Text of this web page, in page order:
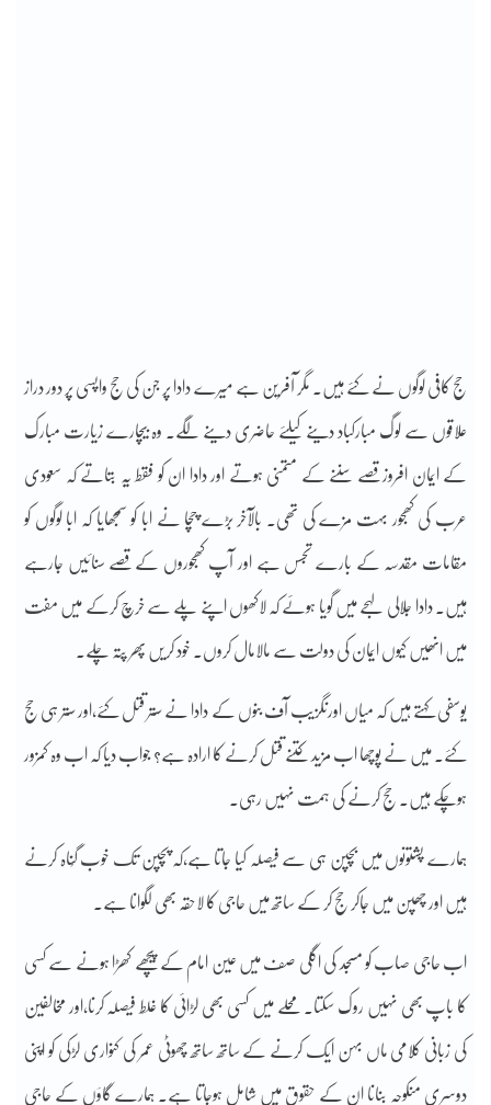
حج کافی لوگوں نے کئے ہیں۔ مگر آفرین ہے میرے دادا پر جن کی حج واپسی پر دور دراز
علاقوں سے لوگ مبارکباد دینے کیلئے حاضری دینے لگے۔ وہ بیچارے زیارت مبارک
کے ایمان افروز قصے سننے کے متمنی ہوتے اور دادا ان کو فقط یہ بتاتے کہ سعودی
عرب کی کھجور بہت مزے کی تھی۔ بالآخر بڑے چچا نے ابا کو سمجھایا کہ ابا لوگوں کو
مقامات مقدسہ کے بارے تجسس ہے اور آپ کھجوروں کے قصے سنائیں جارہے
ہیں۔ دادا جلالی لہجے میں گویا ہوئے کہ لاکھوں اپنے پلے سے خرچ کرکے میں مفت
میں انھیں کیوں ایمان کی دولت سے مالامال کروں۔ خود کریں پھر پتہ چلے۔
یوسفی کہتے ہیں کہ میاں اورنگزیب آف بنوں کے دادا نے ستر قتل کئے،اور ستر ہی حج
کئے۔ میں نے پوچھا اب مزید کتنے قتل کرنے کا ارادہ ہے؟ جواب دیا کہ اب وہ کمزور
ہوچکے ہیں۔ حج کرنے کی ہمت نہیں رہی۔
ہمارے پشتونوں میں بچپن ہی سے فیصلہ کیا جاتا ہے،کہ پچپن تک خوب گُناہ کرنے
ہیں اور چھپن میں جاکر حج کر کے ساتھ میں حاجی کا لاحقہ بھی لگوانا ہے۔
اب حاجی صاب کو مسجد کی اگلی صف میں عین امام کے پیچھے کھڑا ہونے سے کسی
کا باپ بھی نہیں روک سکتا۔ محلے میں کسی بھی لڑائی کا غلط فیصلہ کرنا،اور مخالفین
کی زبانی کلامی ماں بہن ایک کرنے کے ساتھ ساتھ چھوٹی عمر کی کنواری لڑکی کو اپنی
دوسری منکوحہ بنانا ان کے حقوق میں شامل ہوجاتا ہے۔ ہمارے گاؤں کے حاجی